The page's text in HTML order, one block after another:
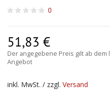
0
51,83 €
Der angegebene Preis gilt ab dem
Angebot
inkl. MwSt. / zzgl. Versand